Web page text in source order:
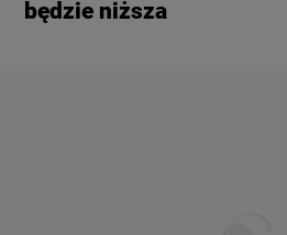
będzie niższa